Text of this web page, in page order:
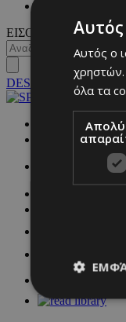
ΕΙΣΟΔΟΣ
DESKTOP
NETWORK:
Αυτός ο
χρηστών.
όλα τα